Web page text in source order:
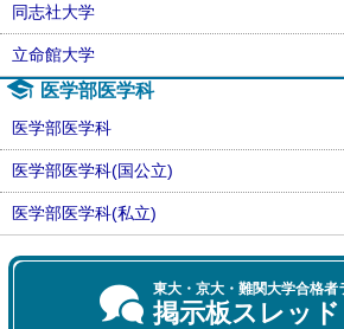
同志社大学
立命館大学
医学部医学科
医学部医学科
医学部医学科(国公立)
医学部医学科(私立)
東大・京大・難関大学合格者
掲示板スレッド